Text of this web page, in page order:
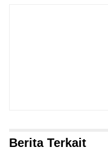
Berita Terkait